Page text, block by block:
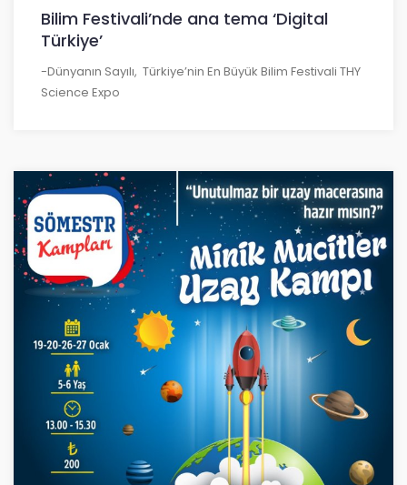
Bilim Festivali’nde ana tema ‘Digital
Türkiye’
-Dünyanın Sayılı, Türkiye’nin En Büyük Bilim Festivali THY
Science Expo